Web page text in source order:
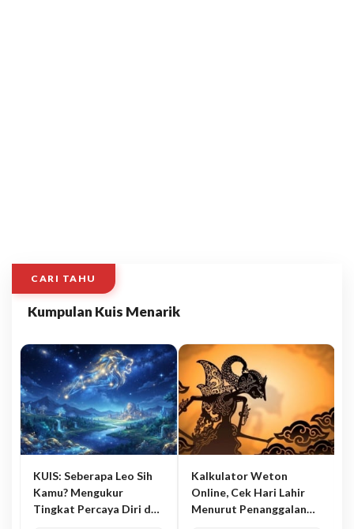
CARI TAHU
Kumpulan Kuis Menarik
KUIS: Seberapa Leo Sih
Kamu? Mengukur
Tingkat Percaya Diri dan
Kalkulator Weton
Online, Cek Hari Lahir
Menurut Penanggalan